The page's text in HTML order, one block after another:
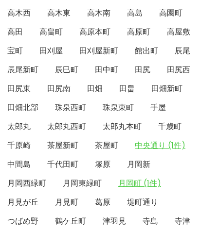
高木西
高木東 高木南 高島
高園町
高田
高畠町 高原本町 高原町
高屋敷
宝町
田刈屋 田刈屋新町 館出町
辰尾
辰尾新町
辰巳町 田中町 田尻
田尻西
田尻東
田尻南 田畑 田畠
田畑新町
田畑北部
珠泉西町 珠泉東町
手屋
太郎丸
太郎丸西町 太郎丸本町
千歳町
千原崎
茶屋新町 茶屋町
中央通り (1件)
中間島
千代田町 塚原
月岡新
月岡西緑町
月岡東緑町
月岡町 (1件)
月見が丘
月見町 葛原
堤町通り
つばめ野
鶴ケ丘町 津羽見 寺島
寺津